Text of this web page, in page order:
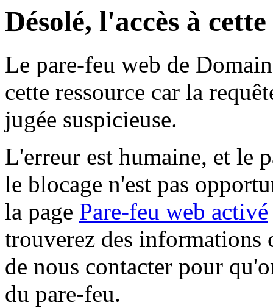
Désolé, l'accès à
Le pare-feu web de
cette ressource car la
jugée suspicieuse.
L'erreur est humaine, et le
le blocage n'est pas
la page Pare-feu web activé
trouverez des informations
de nous contacter pour
du pare-feu.